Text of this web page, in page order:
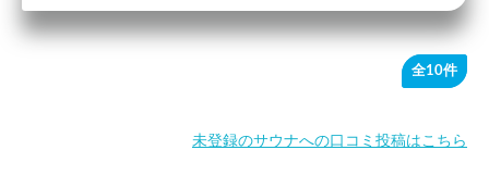
全10件
未登録のサウナへの口コミ投稿はこちら